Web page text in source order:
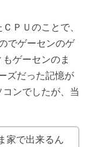
ＰＵのことで、
でゲーセンのゲ
ゲーセンのま
ズだった記憶が
ンでしたが、当
家で出来るん